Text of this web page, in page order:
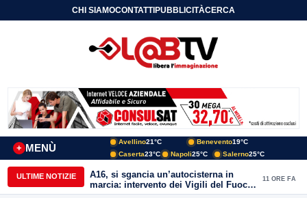
CHI SIAMOCONTATTIPUBBLICITÀCERCA
MENÙ
+
Avellino21°C Benevento19°C
Caserta23°C Napoli25°C Salerno25°C
ULTIME NOTIZIE
S.M. dei Cavoti, Costantini scrive al
Sindaco su Sannio Acque
12 ORE FA